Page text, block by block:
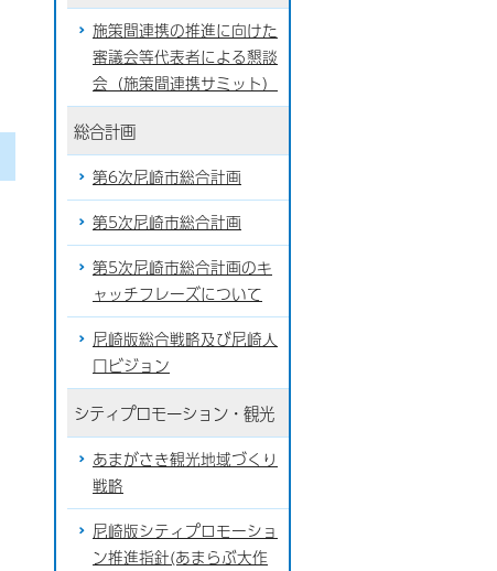
施策間連携の推進に向けた
審議会等代表者による懇談
会（施策間連携サミット）
総合計画
第6次尼崎市総合計画
第5次尼崎市総合計画
第5次尼崎市総合計画のキ
ャッチフレーズについて
尼崎版総合戦略及び尼崎人
口ビジョン
シティプロモーション・観光
あまがさき観光地域づくり
戦略
尼崎版シティプロモーショ
ン推進指針(あまらぶ大作